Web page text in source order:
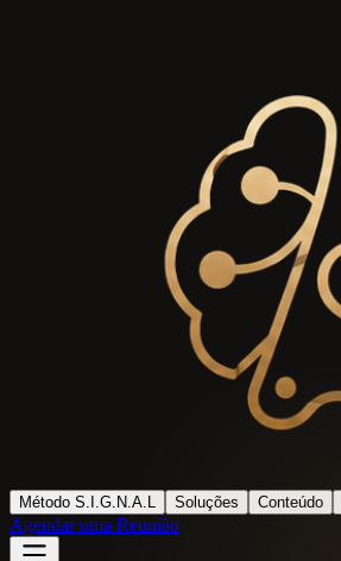
Método S.I.G.N.A.L Soluções Conteúdo
Agendar uma Reunião